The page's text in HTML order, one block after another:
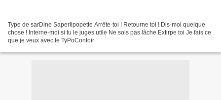
Type de sarDine Saperlipopette Arrête-toi ! Retourne toi ! Dis-moi quelque
chose ! Interne-moi si tu le juges utile Ne sois pas lâche Extirpe toi Je fais ce
que je veux avec le TyPoContoir